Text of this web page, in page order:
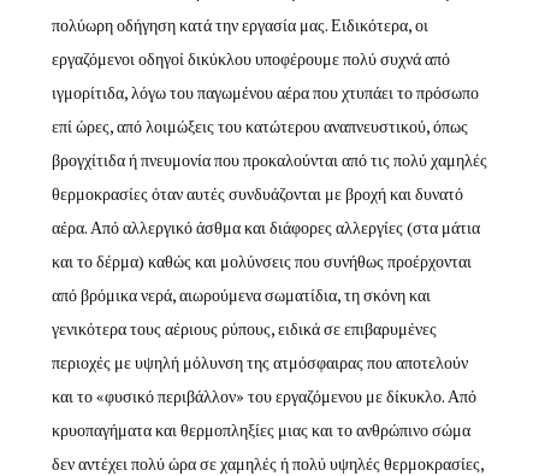
πολύωρη οδήγηση κατά την εργασία μας. Ειδικότερα, οι
εργαζόμενοι οδηγοί δικύκλου υποφέρουμε πολύ συχνά από
ιγμορίτιδα, λόγω του παγωμένου αέρα που χτυπάει το πρόσωπο
επί ώρες, από λοιμώξεις του κατώτερου αναπνευστικού, όπως
βρογχίτιδα ή πνευμονία που προκαλούνται από τις πολύ χαμηλές
θερμοκρασίες όταν αυτές συνδυάζονται με βροχή και δυνατό
αέρα. Από αλλεργικό άσθμα και διάφορες αλλεργίες (στα μάτια
και το δέρμα) καθώς και μολύνσεις που συνήθως προέρχονται
από βρόμικα νερά, αιωρούμενα σωματίδια, τη σκόνη και
γενικότερα τους αέριους ρύπους, ειδικά σε επιβαρυμένες
περιοχές με υψηλή μόλυνση της ατμόσφαιρας που αποτελούν
και το «φυσικό περιβάλλον» του εργαζόμενου με δίκυκλο. Από
κρυοπαγήματα και θερμοπληξίες μιας και το ανθρώπινο σώμα
δεν αντέχει πολύ ώρα σε χαμηλές ή πολύ υψηλές θερμοκρασίες,